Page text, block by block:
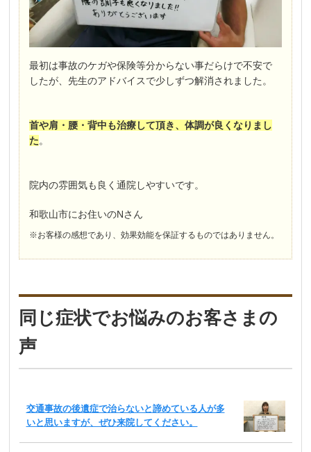
最初は事故のケガや保険等分からない事だらけで不安で
したが、先生のアドバイスで少しずつ解消されました。
首や肩・腰・背中も治療して頂き、体調が良くなりまし
た。
院内の雰囲気も良く通院しやすいです。
和歌山市にお住いのNさん
※お客様の感想であり、効果効能を保証するものではありません。
同じ症状でお悩みのお客さまの
声
交通事故の後遺症で治らないと諦めている人が多
いと思いますが、ぜひ来院してください。